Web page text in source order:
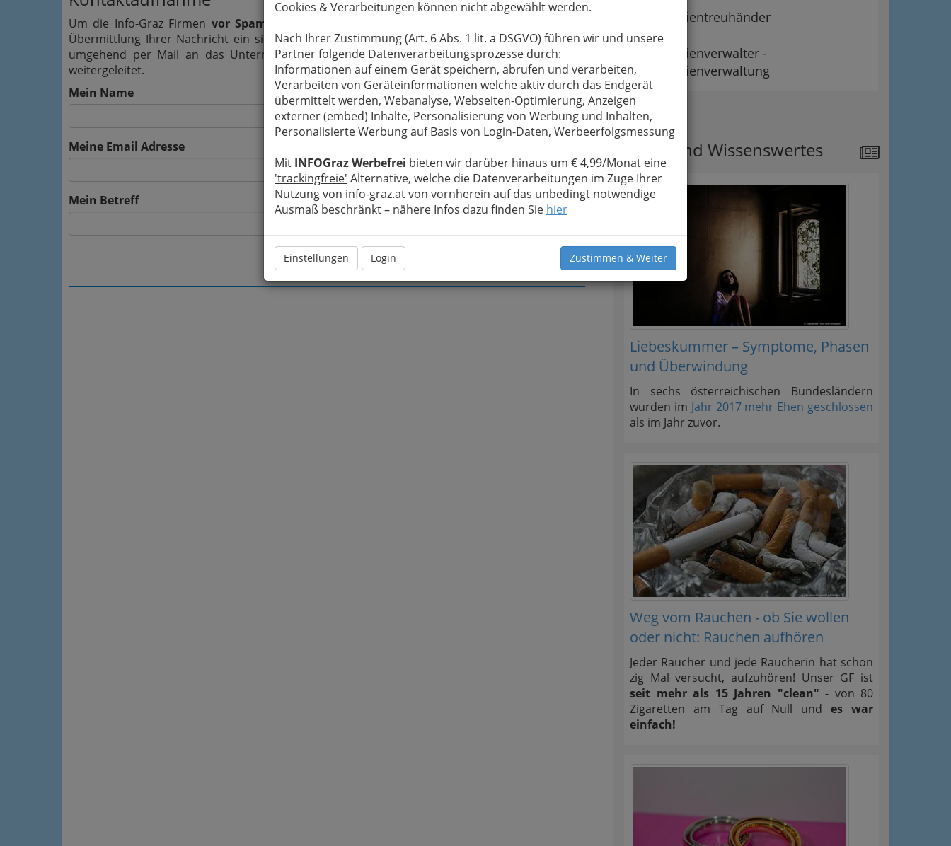
Cookies & Verarbeitungen können nicht abgewählt werden.
Nach Ihrer Zustimmung (Art. 6 Abs. 1 lit. a DSGVO) führen wir und unsere
Partner folgende Datenverarbeitungsprozesse durch:
Informationen auf einem Gerät speichern, abrufen und verarbeiten,
Verarbeiten von Geräteinformationen welche aktiv durch das Endgerät
übermittelt werden, Webanalyse, Webseiten-Optimierung, Anzeigen
externer (embed) Inhalte, Personalisierung von Werbung und Inhalten,
Personalisierte Werbung auf Basis von Login-Daten, Werbeerfolgsmessung
Mit INFOGraz Werbefrei bieten wir darüber hinaus um € 4,99/Monat eine
'trackingfreie' Alternative, welche die Datenverarbeitungen im Zuge Ihrer
Nutzung von info-graz.at von vornherein auf das unbedingt notwendige
Ausmaß beschränkt – nähere Infos dazu finden Sie hier
Einstellungen Login Zustimmen & Weiter
Um die Info-Graz Firmen vor Spam-Mails zu bewahren
Übermittlung Ihrer Nachricht ein sicheres Formular. Ihre Nachricht wird nach dem Absenden
umgehend per Mail an das Unternehmen Grazpoint Immobilien Fuchs Mag. Assmann OEG
weitergeleitet.
Mein Name
Meine Email Adresse
Mein Betreff
Meine Nachricht
Meine Nachricht senden
Immobilientreuhänder
Immobilienverwalter -
Immobilienverwaltung
Tipps
News und Wissenswertes
Liebeskummer – Symptome, Phasen
und Überwindung
In sechs österreichischen Bundesländern
wurden im Jahr 2017 mehr Ehen geschlossen
als im Jahr zuvor.
Weg vom Rauchen - ob Sie wollen
oder nicht: Rauchen aufhören
Jeder Raucher und jede Raucherin hat schon
zig Mal versucht, aufzuhören! Unser GF ist
seit mehr als 15 Jahren "clean" - von 80
Zigaretten am Tag auf Null undes war
einfach!